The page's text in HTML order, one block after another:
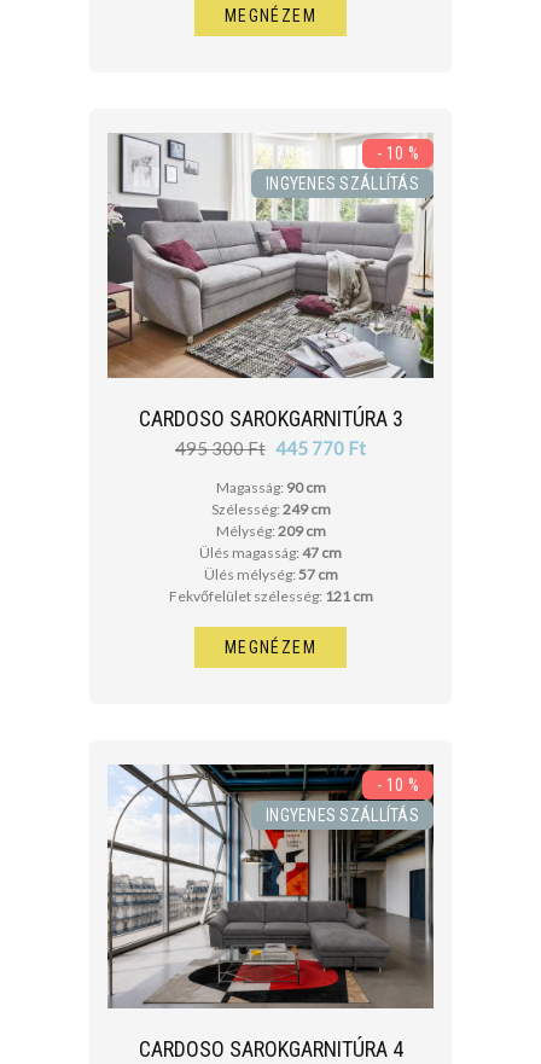
MEGNÉZEM
CARDOSO SAROKGARNITÚRA 3
495 300 Ft 445 770 Ft
- 10 %
INGYENES SZÁLLÍTÁS
Magasság: 90 cm
Szélesség: 249 cm
Mélység: 209 cm
Ülés magasság: 47 cm
Ülés mélység: 57 cm
Fekvőfelület szélesség: 121 cm
MEGNÉZEM
CARDOSO SAROKGARNITÚRA 4
- 10 %
INGYENES SZÁLLÍTÁS